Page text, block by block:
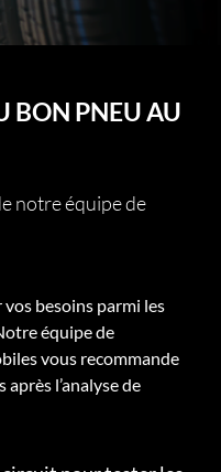
BON PNEU AU
notre équipe de
besoins parmi les
équipe de
vous recommande
l’analyse de